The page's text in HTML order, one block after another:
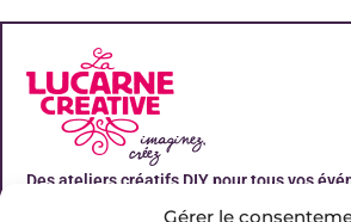
Gérer le
Des ateliers créatifs DIY pour tous vos